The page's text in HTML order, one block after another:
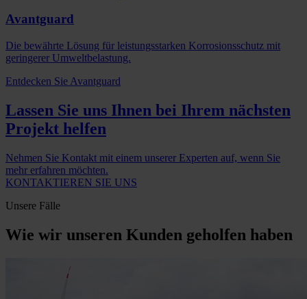
Avantguard
Die bewährte Lösung für leistungsstarken Korrosionsschutz mit
geringerer Umweltbelastung.
Entdecken Sie Avantguard
Lassen Sie uns Ihnen bei Ihrem nächsten
Projekt helfen
Nehmen Sie Kontakt mit einem unserer Experten auf, wenn Sie
mehr erfahren möchten.
KONTAKTIEREN SIE UNS
Unsere Fälle
Wie wir unseren Kunden geholfen haben